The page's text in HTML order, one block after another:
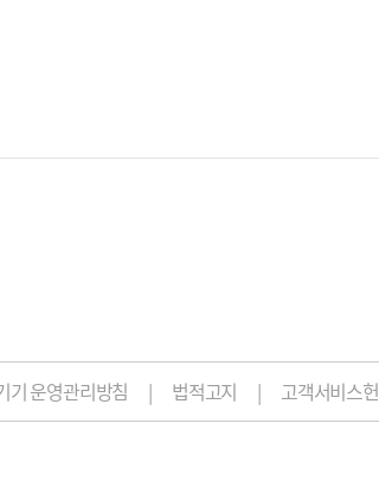
기 운영관리방침 법적고지 고객서비스